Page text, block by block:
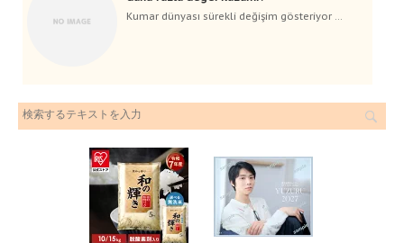
Kumar dünyası sürekli değişim gösteriyor ...